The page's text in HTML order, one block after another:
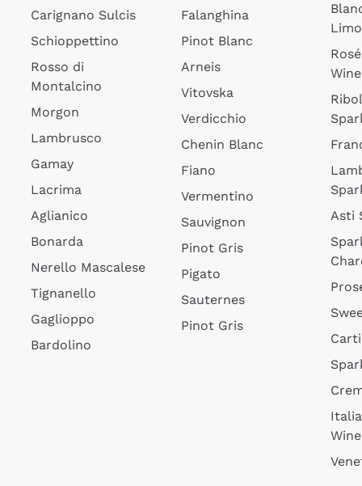
Carignano Sulcis
Schioppettino
Rosso di
Montalcino
Morgon
Lambrusco
Gamay
Lacrima
Aglianico
Bonarda
Nerello Mascalese
Tignanello
Gaglioppo
Bardolino
Falanghina
Pinot Blanc
Arneis
Vitovska
Verdicchio
Chenin Blanc
Fiano
Vermentino
Sauvignon
Pinot Gris
Pigato
Sauternes
Pinot Gris
Asti